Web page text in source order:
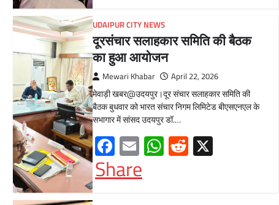
UDAIPUR CITY NEWS
दूरसंचार सलाहकार समिति की बैठक
का हुआ आयोजन
Mewari Khabar April 22, 2026
मेवाड़ी खबर@उदयपुर।दूर संचार सलाहकार समिति की
बैठक बुधवार को भारत संचार निगम लिमिटेड बीएसएनएल के
सभागार में सांसद उदयपुर डॉ.…
Facebook
EmailWhatsApp
Reddit
X
Share